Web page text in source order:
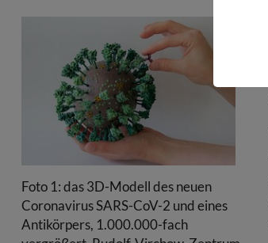
Foto 1: das 3D-Modell des neuen
Coronavirus SARS-CoV-2 und eines
Antikörpers, 1.000.000-fach